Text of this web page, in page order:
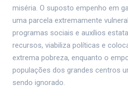
miséria. O suposto empenho em
uma parcela extremamente
programas sociais e auxílios
recursos, viabiliza políticas e
extrema pobreza, enquanto o
populações dos grandes centros
sendo ignorado.